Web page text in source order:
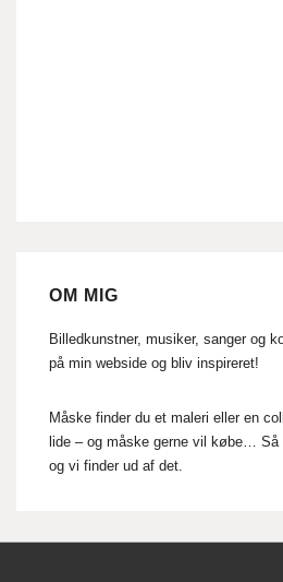
OM MIG
Billedkunstner, musiker, sanger og
på min webside og bliv inspireret!
Måske finder du et maleri eller en
lide – og måske gerne vil købe… Så
og vi finder ud af det.